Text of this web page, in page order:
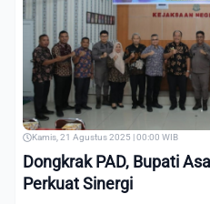
Kamis, 21 Agustus 2025 | 00:00 WIB
Dongkrak PAD, Bupati
Perkuat Sinergi